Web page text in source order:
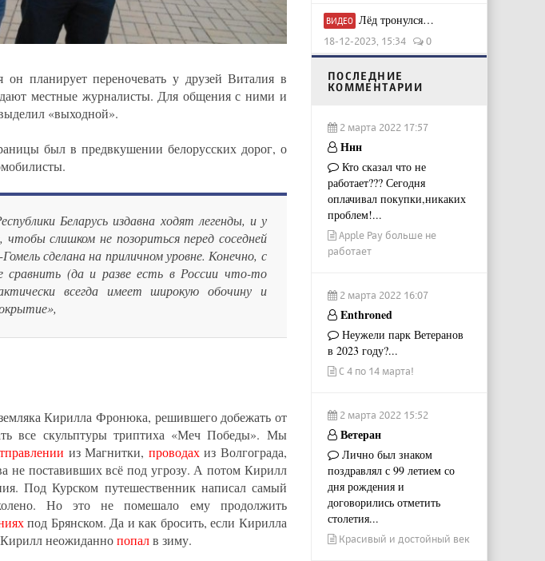
планирует переночевать у друзей Виталия в
местные журналисты. Для общения с ними и
«выходной».
был в предвкушении белорусских дорог, о
Беларусь издавна ходят легенды, и у
чтобы слишком не позориться перед соседней
сделана на приличном уровне. Конечно, с
(да и разве есть в России что-то
всегда имеет широкую обочину и
Кирилла Фронюка, решившего добежать от
все скульптуры триптиха «Меч Победы». Мы
из Магнитки, проводахиз Волгограда,
не поставивших всё под угрозу. А потом Кирилл
Под Курском путешественник написал самый
Но это не помешало ему продолжить
под Брянском. Да и как бросить, если Кирилла
неожиданнопопалв зиму.
ВИДЕО Лёд тронулся…
18-12-2023, 15:34 0
ПОСЛЕДНИЕ
КОММЕНТАРИИ
2 марта 2022 17:57
Ннн
Кто сказал что не
работает??? Сегодня
оплачивал покупки,никаких
проблем!...
Apple Pay больше не
работает
2 марта 2022 16:07
Enthroned
Неужели парк Ветеранов
в 2023 году?...
С 4 по 14 марта!
2 марта 2022 15:52
Ветеран
Лично был знаком
поздравлял с 99 летием со
дня рождения и
договорились отметить
столетия...
Красивый и достойный век